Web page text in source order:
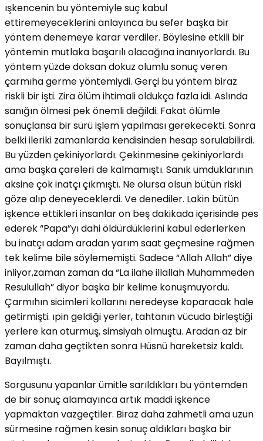
ışkencenin bu yöntemiyle suç kabul
ettiremeyeceklerini anlayınca bu sefer başka bir
yöntem denemeye karar verdiler. Böylesine etkili bir
yöntemin mutlaka başarılı olacağına inanıyorlardı. Bu
yöntem yüzde doksan dokuz olumlu sonuç veren
çarmıha germe yöntemiydi. Gerçi bu yöntem biraz
riskli bir işti. Zira ölüm ihtimali oldukça fazla idi. Aslında
sanığın ölmesi pek önemli değildi. Fakat ölümle
sonuçlansa bir sürü işlem yapılması gerekecekti. Sonra
belki ileriki zamanlarda kendisinden hesap sorulabilirdi.
Bu yüzden çekiniyorlardı. Çekinmesine çekiniyorlardı
ama başka çareleri de kalmamıştı. Sanık umduklarının
aksine çok inatçı çıkmıştı. Ne olursa olsun bütün riski
göze alıp deneyeceklerdi. Ve denediler. Lakin bütün
işkence ettikleri insanlar on beş dakikada içerisinde pes
ederek “Papa”yı dahi öldürdüklerini kabul ederlerken
bu inatçı adam aradan yarım saat geçmesine rağmen
tek kelime bile söylememişti. Sadece “Allah Allah” diye
inliyor,zaman zaman da “La ilahe illallah Muhammeden
Resulullah” diyor başka bir kelime konuşmuyordu.
Çarmıhın sicimleri kollarını neredeyse koparacak hale
getirmişti. ıpin geldiği yerler, tahtanın vücuda birleştiği
yerlere kan oturmuş, simsiyah olmuştu. Aradan az bir
zaman daha geçtikten sonra Hüsnü hareketsiz kaldı.
Bayılmıştı.
Sorgusunu yapanlar ümitle sarıldıkları bu yöntemden
de bir sonuç alamayınca artık maddi işkence
yapmaktan vazgeçtiler. Biraz daha zahmetli ama uzun
sürmesine rağmen kesin sonuç aldıkları başka bir